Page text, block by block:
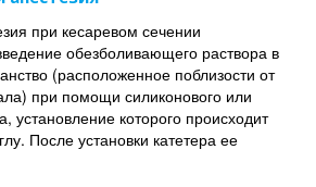
при кесаревом сечении
обезболивающего раствора в
(расположенное поблизости от
при помощи силиконового или
установление которого происходит
После установки катетера ее